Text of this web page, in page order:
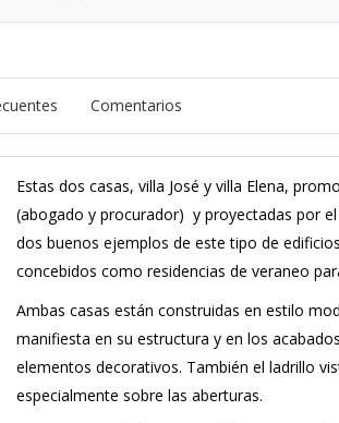
Comentarios
Estas dos casas, villa José y villa Elena,
(abogado y procurador) y proyectadas por
dos buenos ejemplos de este tipo de
concebidos como residencias de veraneo
Ambas casas están construidas en estilo
manifiesta en su estructura y en los
elementos decorativos. También el ladrillo
especialmente sobre las aberturas.